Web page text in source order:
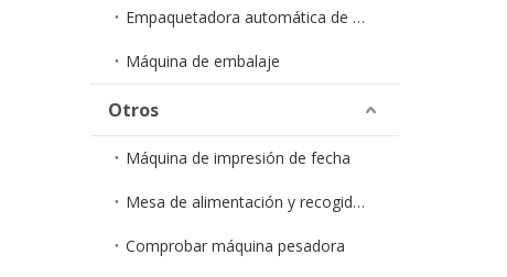
Empaquetadora automática de hardware
Máquina de embalaje
Otros
Máquina de impresión de fecha
Mesa de alimentación y recogida ZXJ
Comprobar máquina pesadora